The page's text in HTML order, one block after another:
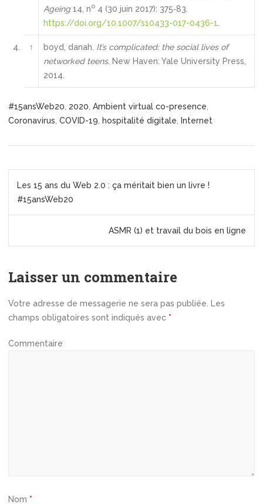
Ageing14, no 4 (30 juin 2017): 375‑83.
https://doi.org/10.1007/s10433-017-0436-1
4. ↑ boyd, danah. It’s complicated: the social lives of
networked teens. New Haven: Yale University Press,
2014.
#15ansWeb20 2020 Ambient virtual co-presence
Coronavirus COVID-19 hospitalité digitale Internet
N
v
i
a
i
o
n
d
l
Les 15 ans du Web 2.0 : ça méritait bien un livre !
#15ansWeb20
ASMR (1) et travail du bois en ligne
Laisser un commentaire
Votre adresse de messagerie ne sera pas publiée.
Les
champs obligatoires sont indiqués avec *
Commentaire
Nom *